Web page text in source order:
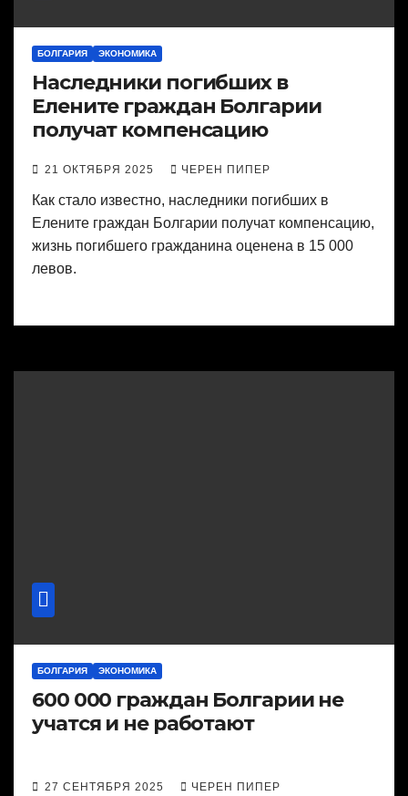
БОЛГАРИЯ ЭКОНОМИКА
Наследники погибших в
Елените граждан Болгарии
получат компенсацию
21 ОКТЯБРЯ 2025 ЧЕРЕН ПИПЕР
Как стало известно, наследники погибших в
Елените граждан Болгарии получат компенсацию,
жизнь погибшего гражданина оценена в 15 000
левов.
БОЛГАРИЯ ЭКОНОМИКА
600 000 граждан Болгарии не
учатся и не работают
27 СЕНТЯБРЯ 2025 ЧЕРЕН ПИПЕР